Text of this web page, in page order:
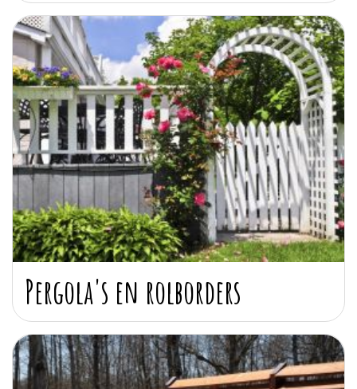
Pergola's en rolborders